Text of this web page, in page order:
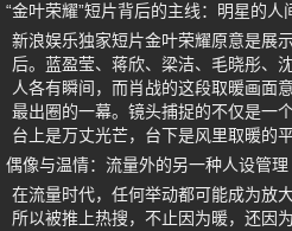
“金叶荣耀”短片背后的主线：明星的人
新浪娱乐独家短片金叶荣耀原意是展
后。蓝盈莹、蒋欣、梁洁、毛晓彤、
人各有瞬间，而肖战的这段取暖画面
最出圈的一幕。镜头捕捉的不仅是一
台上是万丈光芒，台下是风里取暖的平
偶像与温情：流量外的另一种人设管理
在流量时代，任何举动都可能成为放
所以被推上热搜，不止因为暖，还因